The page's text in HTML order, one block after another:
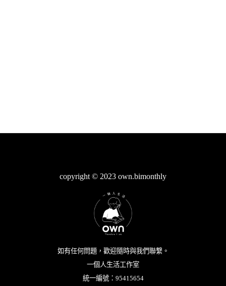
copyright © 2023 own.bimonthly
如有任何問題，歡迎隨時與我們聯繫。
一個人生活工作室
統一編號：95415654